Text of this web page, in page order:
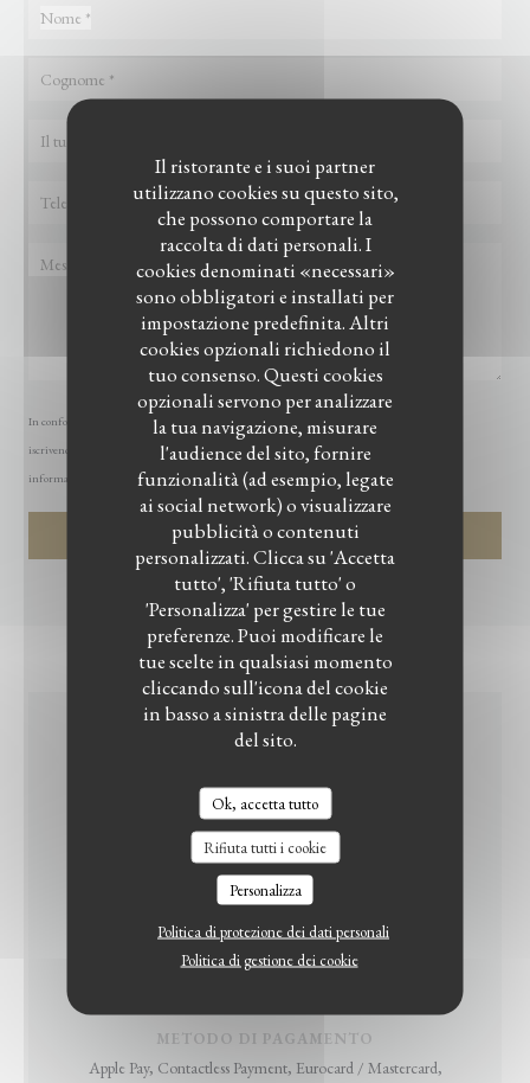
Il ristorante e i suoi partner
utilizzano cookies su questo sito,
che possono comportare la
raccolta di dati personali. I
cookies denominati «necessari»
sono obbligatori e installati per
impostazione predefinita. Altri
cookies opzionali richiedono il
tuo consenso. Questi cookies
opzionali servono per analizzare
la tua navigazione, misurare
l'audience del sito, fornire
funzionalità (ad esempio, legate
ai social network) o visualizzare
pubblicità o contenuti
personalizzati. Clicca su 'Accetta
tutto', 'Rifiuta tutto' o
'Personalizza' per gestire le tue
preferenze. Puoi modificare le
tue scelte in qualsiasi momento
cliccando sull'icona del cookie
in basso a sinistra delle pagine
del sito.
Ok, accetta tutto
Rifiuta tutti i cookie
Personalizza
Politica di protezione dei dati personali
Politica di gestione dei cookie
In conformità al Codice del Consumo, hai il diritto di opporti alle chiamate commerciali
iscrivendoti al Registro Pubblico delle Opposizioni:registrodelleopposizioni.it
informazioni sul trattamento dei tuoi dati, consulta la nostrainformativa sulla privacy
INFORMAZIONI
PRATICHE
CUCINA
Cucina tradizionale, Fatto in casa, Fresco
SERVIZI
METODO DI PAGAMENTO
Apple Pay, Contactless Payment, Eurocard / Mastercard,